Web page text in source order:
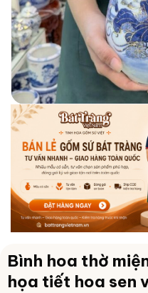
Bình hoa thờ
họa tiết hoa sen